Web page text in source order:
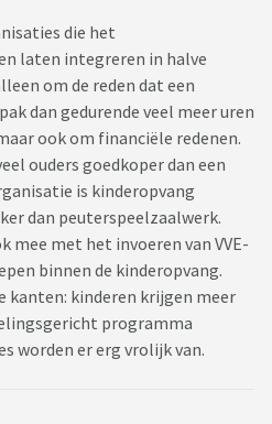
die het
laten integreren in halve
om de reden dat een
dan gedurende veel meer uren
ook om financiële redenen.
ouders goedkoper dan een
is kinderopvang
dan peuterspeelzaalwerk.
mee met het invoeren van VVE-
binnen de kinderopvang.
kanten: kinderen krijgen meer
programma
worden er erg vrolijk van.